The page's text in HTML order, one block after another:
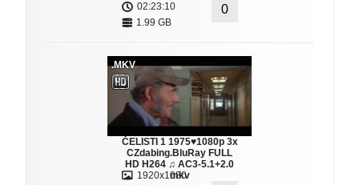
02:23:10
1.99 GB
0
.MKV
ČELISTI 1 1975♥1080p 3x
CZdabing.BluRay FULL
HD H264 ♫ AC3-5.1+2.0
mkv
1920x1080